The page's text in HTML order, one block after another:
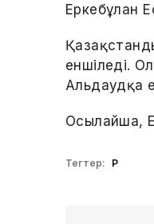
Еркебұлан
еншіледі.
Альдаудқа
Осылайша,
Тегтер: ҚР